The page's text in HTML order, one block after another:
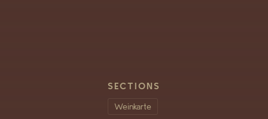
SECTIONS
Weinkarte